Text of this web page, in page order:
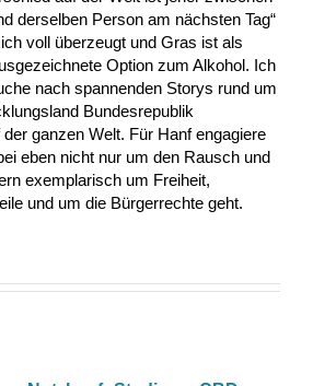
derselben Person am nächsten Tag“
voll überzeugt und Gras ist als
Option zum Alkohol. Ich
nach spannenden Storys rund um
Bundesrepublik
ganzen Welt. Für Hanf engagiere
eben nicht nur um den Rausch und
exemplarisch um Freiheit,
und um die Bürgerrechte geht.